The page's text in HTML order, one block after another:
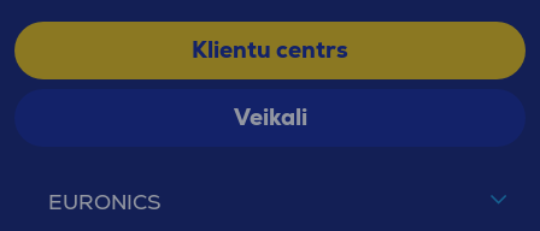
EURONICS
Klientu centrs
Veikali